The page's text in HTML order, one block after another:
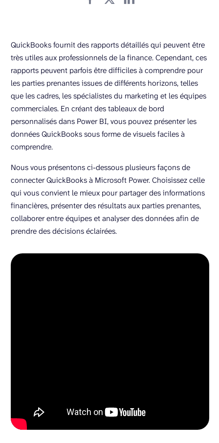
QuickBooks fournit des rapports détaillés qui peuvent être
très utiles aux professionnels de la finance. Cependant, ces
rapports peuvent parfois être difficiles à comprendre pour
les parties prenantes issues de différents horizons, telles
que les cadres, les spécialistes du marketing et les équipes
commerciales. En créant des tableaux de bord
personnalisés dans Power BI, vous pouvez présenter les
données QuickBooks sous forme de visuels faciles à
comprendre.
Nous vous présentons ci-dessous plusieurs façons de
connecter QuickBooks à Microsoft Power. Choisissez celle
qui vous convient le mieux pour partager des informations
financières, présenter des résultats aux parties prenantes,
collaborer entre équipes et analyser des données afin de
prendre des décisions éclairées.